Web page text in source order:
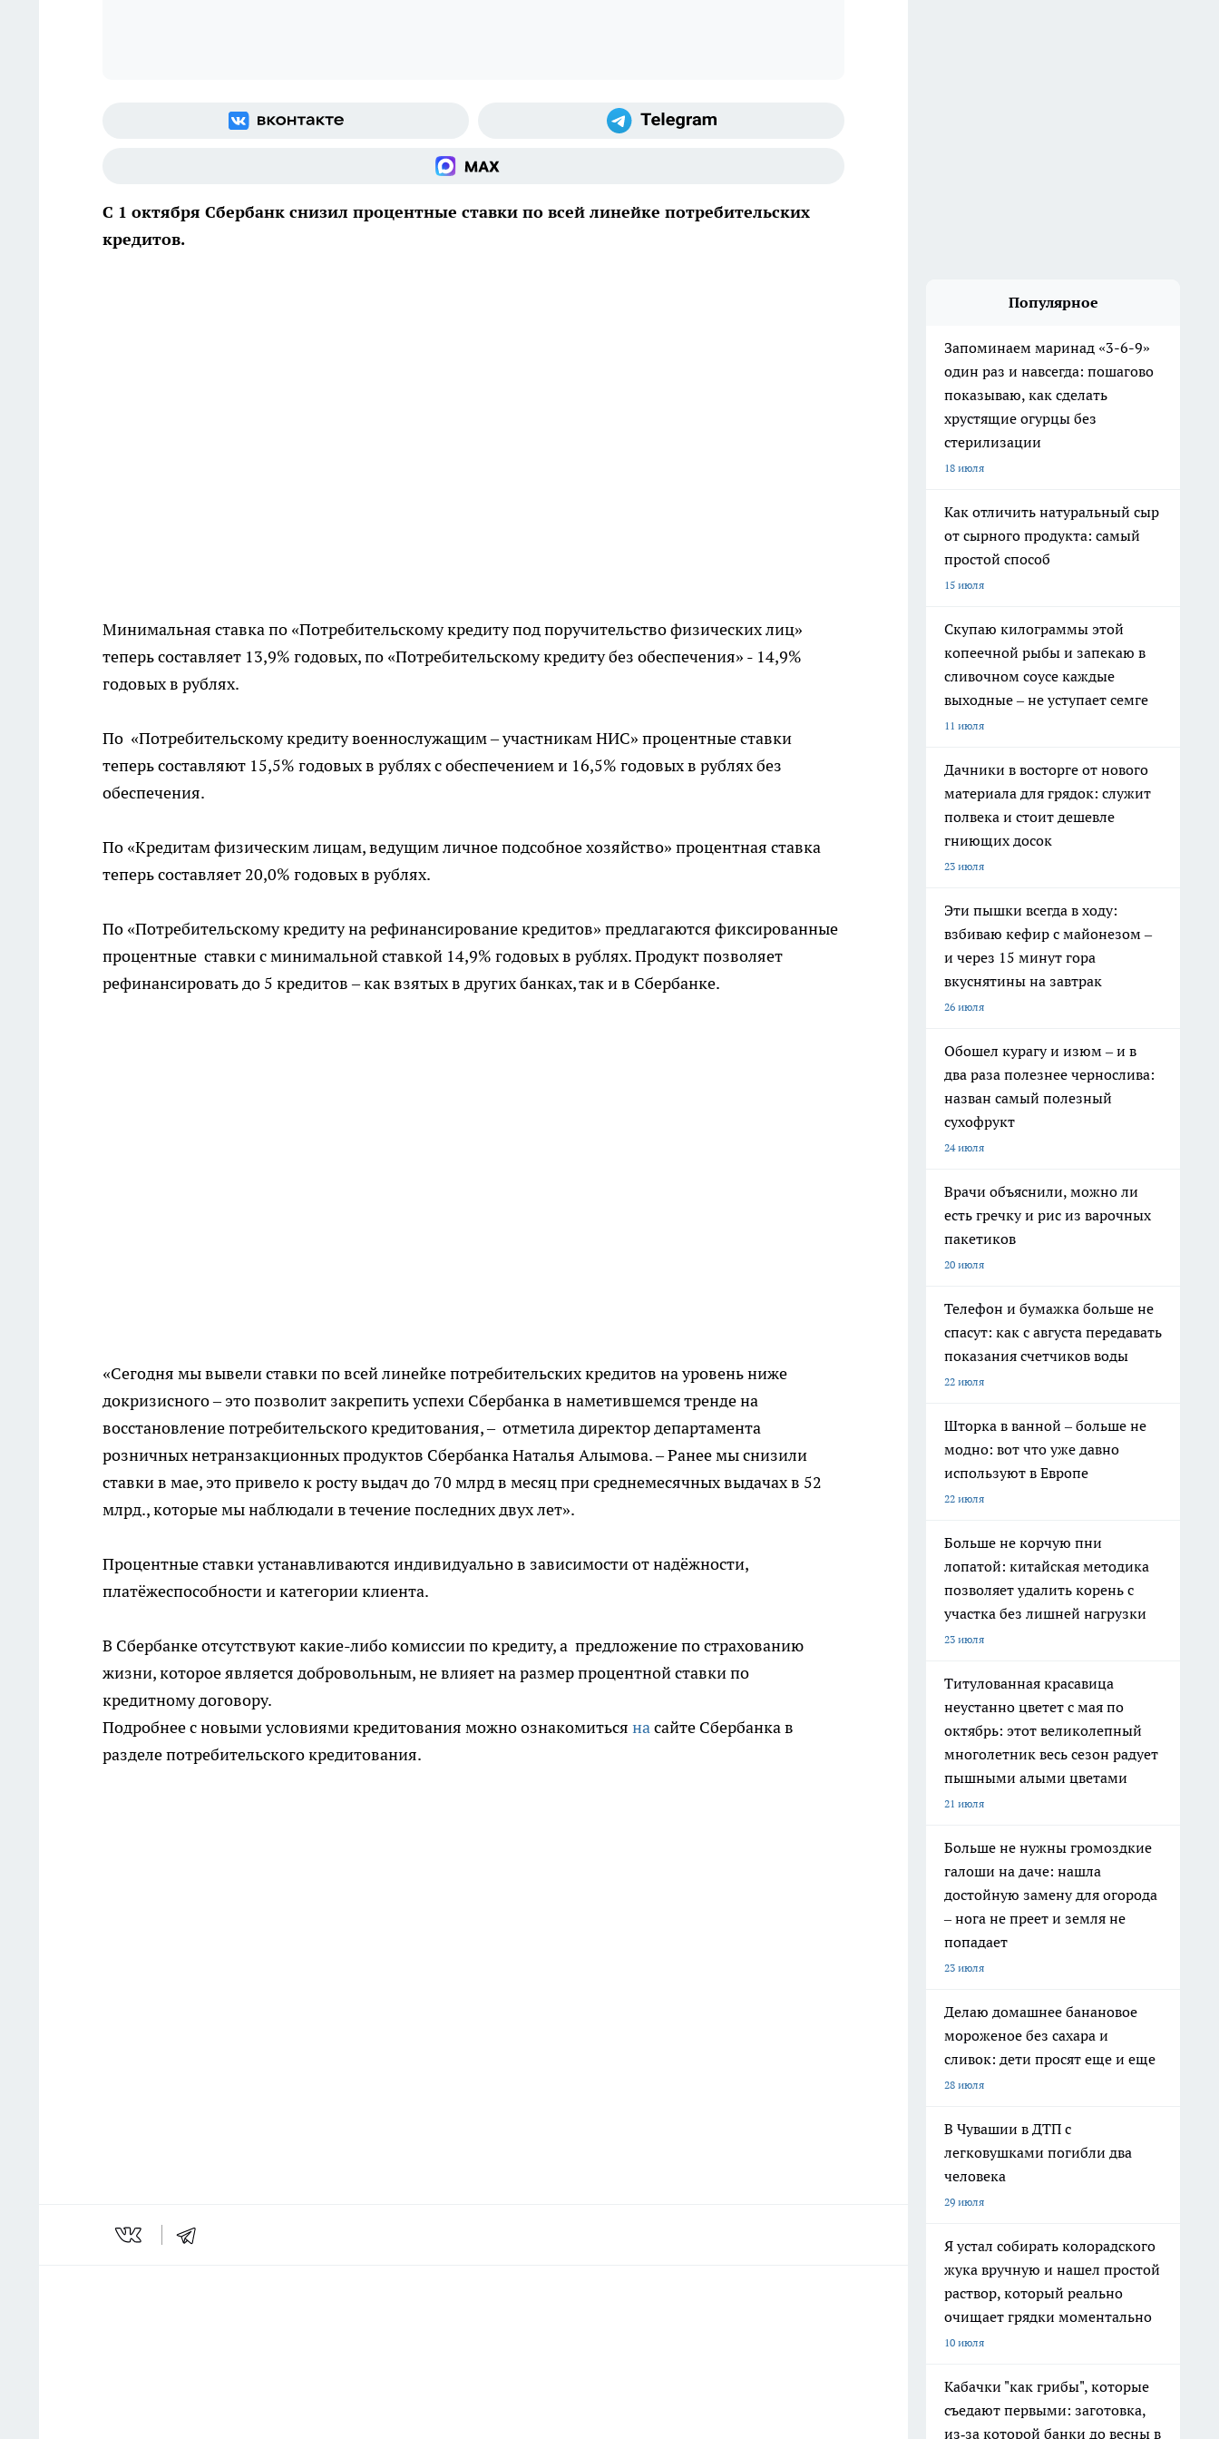
С 1 октября Сбербанк снизил процентные ставки по всей линейке потребительских
кредитов.
Минимальная ставка по «Потребительскому кредиту под поручительство физических лиц»
теперь составляет 13,9% годовых, по «Потребительскому кредиту без обеспечения» - 14,9%
годовых в рублях.
По «Потребительскому кредиту военнослужащим – участникам НИС» процентные ставки
теперь составляют 15,5% годовых в рублях с обеспечением и 16,5% годовых в рублях без
обеспечения.
По «Кредитам физическим лицам, ведущим личное подсобное хозяйство» процентная ставка
теперь составляет 20,0% годовых в рублях.
По «Потребительскому кредиту на рефинансирование кредитов» предлагаются фиксированные
процентные ставки с минимальной ставкой 14,9% годовых в рублях. Продукт позволяет
рефинансировать до 5 кредитов – как взятых в других банках, так и в Сбербанке.
«Сегодня мы вывели ставки по всей линейке потребительских кредитов на уровень ниже
докризисного – это позволит закрепить успехи Сбербанка в наметившемся тренде на
восстановление потребительского кредитования, – отметила директор департамента
розничных нетранзакционных продуктов Сбербанка Наталья Алымова. – Ранее мы снизили
ставки в мае, это привело к росту выдач до 70 млрд в месяц при среднемесячных выдачах в 52
млрд., которые мы наблюдали в течение последних двух лет».
Процентные ставки устанавливаются индивидуально в зависимости от надёжности,
платёжеспособности и категории клиента.
В Сбербанке отсутствуют какие-либо комиссии по кредиту, а предложение по страхованию
жизни, которое является добровольным, не влияет на размер процентной ставки по
кредитному договору.
Подробнее с новыми условиями кредитования можно ознакомиться насайте Сбербанка в
разделе потребительского кредитования.
Популярное
Запоминаем маринад «3-6-9»
один раз и навсегда: пошагово
показываю, как сделать
хрустящие огурцы без
стерилизации
18 июля
Как отличить натуральный сыр
от сырного продукта: самый
простой способ
15 июля
Скупаю килограммы этой
копеечной рыбы и запекаю в
сливочном соусе каждые
выходные – не уступает семге
11 июля
Дачники в восторге от нового
материала для грядок: служит
полвека и стоит дешевле
гниющих досок
23 июля
Эти пышки всегда в ходу:
взбиваю кефир с майонезом –
и через 15 минут гора
вкуснятины на завтрак
26 июля
Обошел курагу и изюм – и в
два раза полезнее чернослива:
назван самый полезный
сухофрукт
24 июля
Врачи объяснили, можно ли
есть гречку и рис из варочных
пакетиков
20 июля
Телефон и бумажка больше не
спасут: как с августа передавать
показания счетчиков воды
22 июля
Шторка в ванной – больше не
модно: вот что уже давно
используют в Европе
22 июля
Больше не корчую пни
лопатой: китайская методика
позволяет удалить корень с
участка без лишней нагрузки
23 июля
Титулованная красавица
неустанно цветет с мая по
октябрь: этот великолепный
многолетник весь сезон радует
пышными алыми цветами
21 июля
Больше не нужны громоздкие
галоши на даче: нашла
достойную замену для огорода
– нога не преет и земля не
попадает
23 июля
Делаю домашнее банановое
мороженое без сахара и
сливок: дети просят еще и еще
28 июля
В Чувашии в ДТП с
легковушками погибли два
человека
29 июля
Я устал собирать колорадского
жука вручную и нашел простой
раствор, который реально
очищает грядки моментально
10 июля
Кабачки "как грибы", которые
съедают первыми: заготовка,
из‑за которой банки до весны в